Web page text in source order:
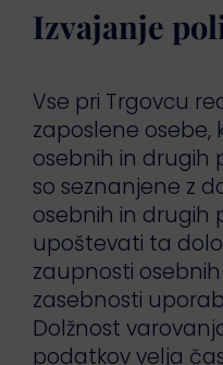
Izvajanje
Vse pri Trgovcu
zaposlene osebe,
osebnih in drugih
so seznanjene z
osebnih in drugih
upoštevati ta
zaupnosti
zasebnosti
Dolžnost
podatkov velja